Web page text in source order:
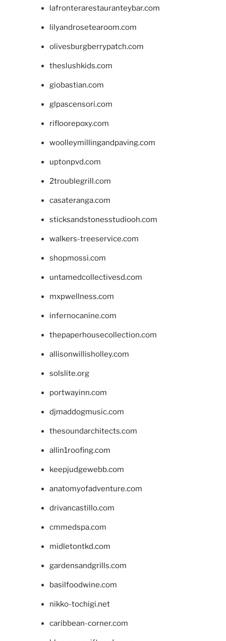
lafronterarestauranteybar.com
lilyandrosetearoom.com
olivesburgberrypatch.com
theslushkids.com
giobastian.com
glpascensori.com
rifloorepoxy.com
woolleymillingandpaving.com
uptonpvd.com
2troublegrill.com
casateranga.com
sticksandstonesstudiooh.com
walkers-treeservice.com
shopmossi.com
untamedcollectivesd.com
mxpwellness.com
infernocanine.com
thepaperhousecollection.com
allisonwillisholley.com
solslite.org
portwayinn.com
djmaddogmusic.com
thesoundarchitects.com
allin1roofing.com
keepjudgewebb.com
anatomyofadventure.com
drivancastillo.com
cmmedspa.com
midletontkd.com
gardensandgrills.com
basilfoodwine.com
nikko-tochigi.net
caribbean-corner.com